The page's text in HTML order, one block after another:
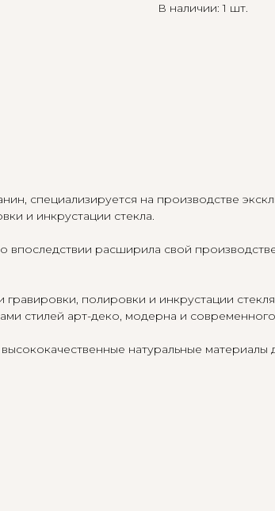
В наличии: 1 шт.
специализируется на производстве
и инкрустации стекла.
впоследствии расширила свой
полировки и инкрустации
стилей арт-деко, модерна и
натуральные материалы